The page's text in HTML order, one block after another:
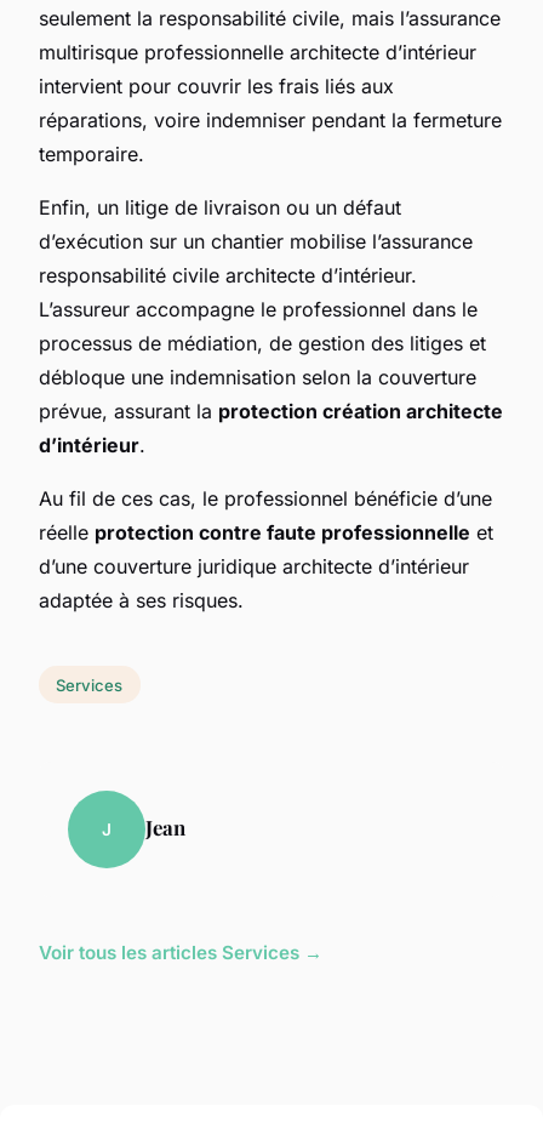
seulement la responsabilité civile, mais l’assurance
multirisque professionnelle architecte d’intérieur
intervient pour couvrir les frais liés aux
réparations, voire indemniser pendant la fermeture
temporaire.
Enfin, un litige de livraison ou un défaut
d’exécution sur un chantier mobilise l’assurance
responsabilité civile architecte d’intérieur.
L’assureur accompagne le professionnel dans le
processus de médiation, de gestion des litiges et
débloque une indemnisation selon la couverture
prévue, assurant la protection création architecte
d’intérieur.
Au fil de ces cas, le professionnel bénéficie d’une
réelle protection contre faute professionnelle et
d’une couverture juridique architecte d’intérieur
adaptée à ses risques.
Services
J Jean
Voir tous les articles Services →